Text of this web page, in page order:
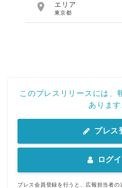
 エリア
東京都
このプレスリリースには、
あります
プレス
ログ
プレス会員登録を行うと、広報担当者